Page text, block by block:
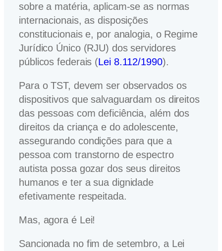
sobre a matéria, aplicam-se as normas
internacionais, as disposições
constitucionais e, por analogia, o Regime
Jurídico Único (RJU) dos servidores
públicos federais (Lei 8.112/1990).
Para o TST, devem ser observados os
dispositivos que salvaguardam os direitos
das pessoas com deficiência, além dos
direitos da criança e do adolescente,
assegurando condições para que a
pessoa com transtorno de espectro
autista possa gozar dos seus direitos
humanos e ter a sua dignidade
efetivamente respeitada.
Mas, agora é Lei!
Sancionada no fim de setembro, a Lei